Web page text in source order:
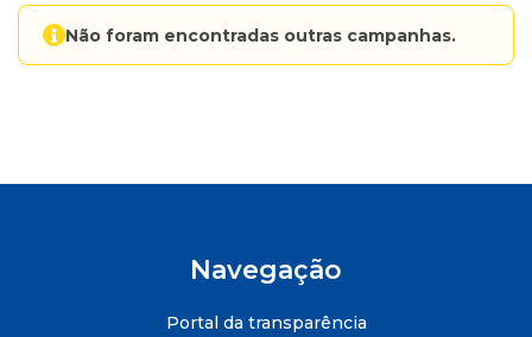
Não foram encontradas outras campanhas.
Navegação
Portal da transparência